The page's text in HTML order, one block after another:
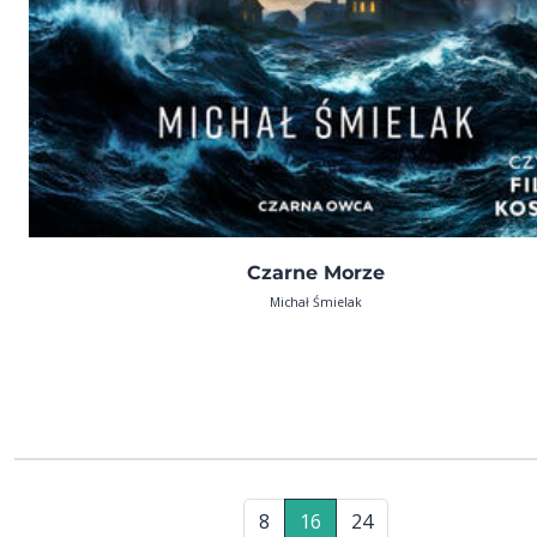
Czarne Morze
Michał Śmielak
8 16 24